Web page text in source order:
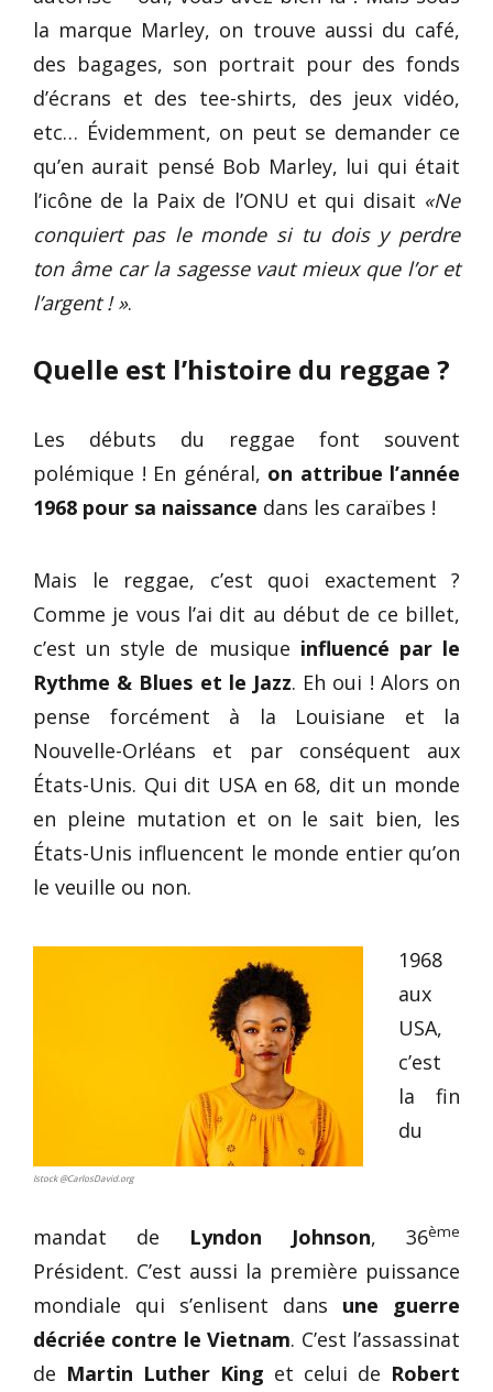
la marque Marley, on trouve aussi du café,
des bagages, son portrait pour des fonds
d’écrans et des tee-shirts, des jeux vidéo,
etc… Évidemment, on peut se demander ce
qu’en aurait pensé Bob Marley, lui qui était
l’icône de la Paix de l’ONU et qui disait «Ne
conquiert pas le monde si tu dois y perdre
ton âme car la sagesse vaut mieux que l’or et
l’argent ! ».
Quelle est l’histoire du reggae ?
Les débuts du reggae font souvent
polémique ! En général, on attribue l’année
1968 pour sa naissance dans les caraïbes !
Mais le reggae, c’est quoi exactement ?
Comme je vous l’ai dit au début de ce billet,
c’est un style de musique influencé par le
Rythme & Blues et le Jazz. Eh oui ! Alors on
pense forcément à la Louisiane et la
Nouvelle-Orléans et par conséquent aux
États-Unis. Qui dit USA en 68, dit un monde
en pleine mutation et on le sait bien, les
États-Unis influencent le monde entier qu’on
le veuille ou non.
Istock @CarlosDavid.org
1968
aux
USA,
c’est
la fin
du
mandat de Lyndon Johnson, 36ème
Président. C’est aussi la première puissance
mondiale qui s’enlisent dans une guerre
décriée contre le Vietnam. C’est l’assassinat
de Martin Luther King et celui de Robert